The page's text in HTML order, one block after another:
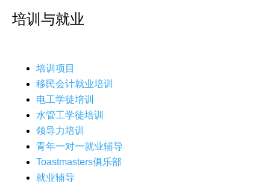
培训与就业
培训项目
移民会计就业培训
电工学徒培训
水管工学徒培训
领导力培训
青年一对一就业辅导
Toastmasters俱乐部
就业辅导